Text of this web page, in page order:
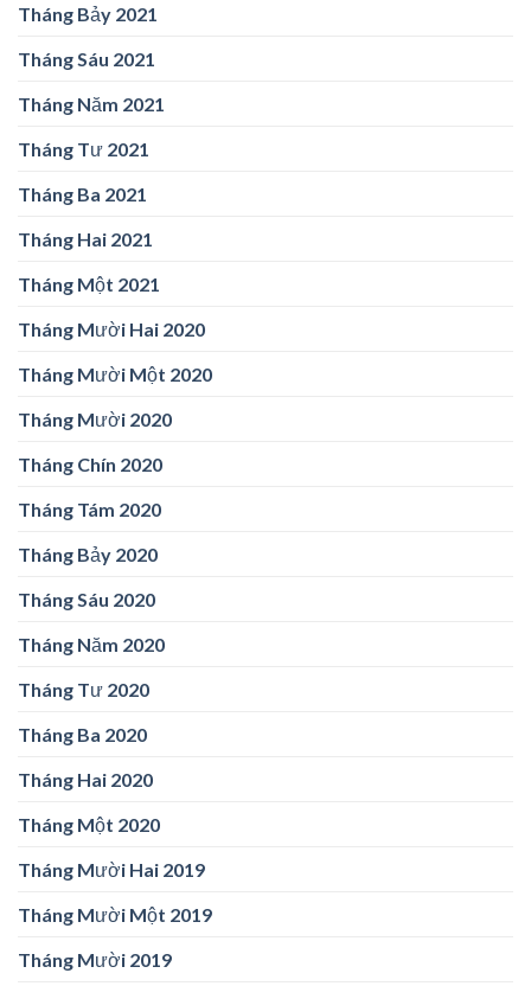
Tháng Bảy 2021
Tháng Sáu 2021
Tháng Năm 2021
Tháng Tư 2021
Tháng Ba 2021
Tháng Hai 2021
Tháng Một 2021
Tháng Mười Hai 2020
Tháng Mười Một 2020
Tháng Mười 2020
Tháng Chín 2020
Tháng Tám 2020
Tháng Bảy 2020
Tháng Sáu 2020
Tháng Năm 2020
Tháng Tư 2020
Tháng Ba 2020
Tháng Hai 2020
Tháng Một 2020
Tháng Mười Hai 2019
Tháng Mười Một 2019
Tháng Mười 2019